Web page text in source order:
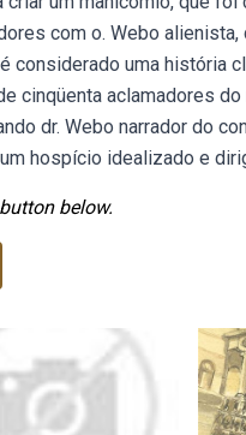
com o. Webo
considerado uma história
cinqüenta aclamadores
dr. Webo narrador do
hospício idealizado e
below.